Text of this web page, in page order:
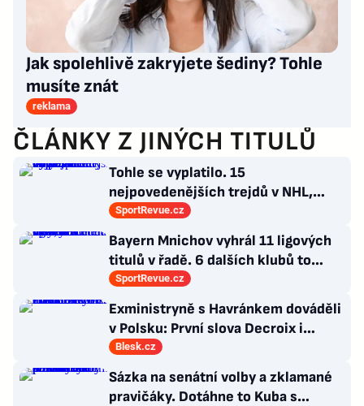
Jak spolehlivě zakryjete šediny? Tohle
musíte znát
reklama
ČLÁNKY Z JINÝCH TITULŮ
Tohle se vyplatilo. 15
nejpovedenějších trejdů v NHL,
které byly upečeny na poslední
SportRevue.cz
Bayern Mnichov vyhrál 11 ligových
titulů v řadě. 6 dalších klubů to
zvládlo také, některé i víckrát
SportRevue.cz
Exministryně s Havránkem dováděli
v Polsku: První slova Decroix i
Havránkové!
Blesk.cz
Sázka na senátní volby a zklamané
pravičáky. Dotáhne to Kuba s